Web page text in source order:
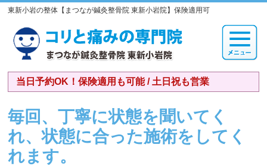
東新小岩の整体【まつなが鍼灸整骨院 東新小岩院】保険適用可
当日予約OK！保険適用も可能 / 土日祝も営業
毎回、丁寧に状態を聞いてく
れ、状態に合った施術をしてく
れます。